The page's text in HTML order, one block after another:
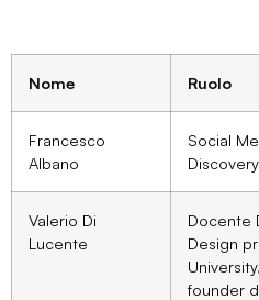
Nome Ruolo
Francesco
Albano
Social
Discovery
Valerio Di
Lucente
Docente
Design
founder